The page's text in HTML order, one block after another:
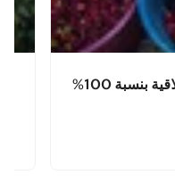
بنسبة 100%